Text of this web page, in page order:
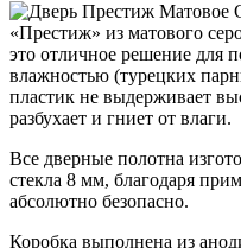
«Престиж» из матового
это отличное решение
влажностью (турецких
пластик не выдерживает
разбухает и гниет от влаги.
Все дверные полотна
стекла 8 мм, благодаря
абсолютно безопасно.
Коробка выполнена из